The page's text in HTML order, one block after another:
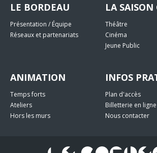
LE BORDEAU
Présentation / Équipe
Réseaux et partenariats
LA
Théâtre
Cinéma
Jeune Public
ANIMATION
Temps forts
Ateliers
Hors les murs
INFOS
Plan d'accès
Billetterie en ligne
Nous contacter